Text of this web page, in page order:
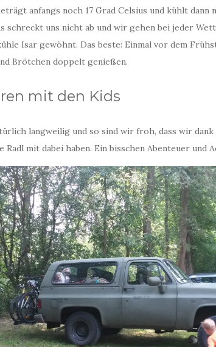
anfangs noch 17 Grad Celsius und kühlt dann
schreckt uns nicht ab und wir gehen bei jeder
Isar gewöhnt. Das beste: Einmal vor dem
Brötchen doppelt genießen.
mit den Kids
langweilig und so sind wir froh, dass wir dank
Radl mit dabei haben. Ein bisschen Abenteuer und